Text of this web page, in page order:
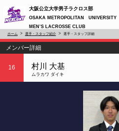
大阪公立大学男子ラクロス部
OSAKA METROPOLITAN UNIVERSITY
MEN’S LACROSSE CLUB
ホーム 選手・スタッフ紹介 選手・スタッフ詳細
メンバー詳細
16 村川 大基
ムラカワ ダイキ